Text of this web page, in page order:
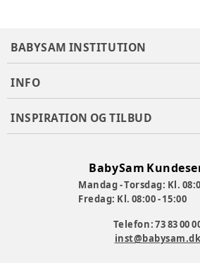
BABYSAM INSTITUTION
INFO
INSPIRATION OG TILBUD
BabySam
Mandag - Torsdag: Kl.
Fredag: Kl. 08:00 - 15:00
Telefon: 73 83 00
inst@babysam.dk